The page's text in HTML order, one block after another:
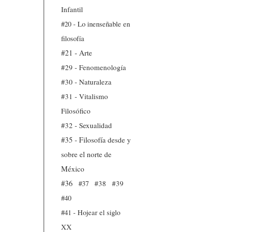
Infantil
#20 - Lo inenseñable en
filosofía
#21 - Arte
#29 - Fenomenología
#30 - Naturaleza
#31 - Vitalismo
Filosófico
#32 - Sexualidad
#35 - Filosofía desde y
sobre el norte de
México
#36
#37 #38
#39
#40
#41 - Hojear el siglo
XX